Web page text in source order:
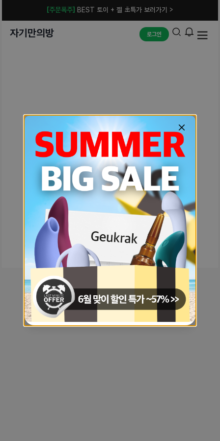
[주문폭주] BEST 토이 + 젤 초특가 보러가기 >
자기만의방 로그인
예상치 못한 에러입니다.